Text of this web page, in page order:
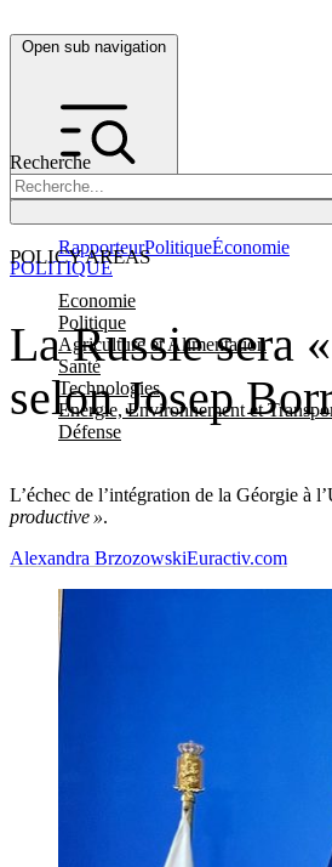
Open sub navigation
Recherche
POLICY AREAS
Economie
Politique
Agriculture et Alimentation
Santé
Technologies
Energie, Environnement et
Défense
RapporteurPolitiqueÉconomie
La Russie sera
selon Josep
L’échec de l’intégration de la Géorgie à
productive ».
POLITIQUE
Alexandra BrzozowskiEuractiv.com